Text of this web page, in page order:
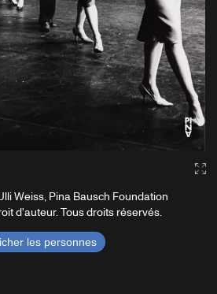
Weiss, Pina Bausch Foundation
d'auteur. Tous droits réservés.
les personnes